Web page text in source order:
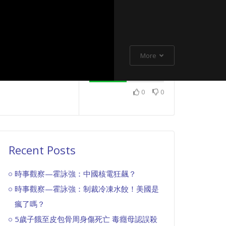
More
0 0
Recent Posts
時事觀察—霍詠強：中國核電狂飆？
時事觀察—霍詠強：制裁冷凍水餃！美國是
瘋了嗎？
5歲子餓至皮包骨周身傷死亡 毒癮母認誤殺